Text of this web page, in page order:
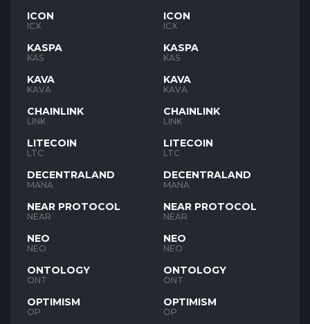
ICON
ICX
KASPA
KAS
KAVA
KAVA
CHAINLINK
LINK
LITECOIN
LTC
DECENTRALAND
MANA
NEAR PROTOCOL
NEAR
NEO
NEO
ONTOLOGY
ONT
OPTIMISM
OP
ICON
ICX
KASPA
KAS
KAVA
KAVA
CHAINLINK
LINK
LITECOIN
LTC
DECENTRALAND
MANA
NEAR PROTOCOL
NEAR
NEO
NEO
ONTOLOGY
ONT
OPTIMISM
OP